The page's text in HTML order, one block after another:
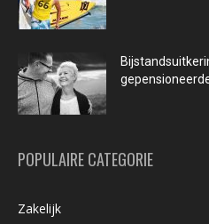
POPULAIRE CATEGORIE
Zakelijk